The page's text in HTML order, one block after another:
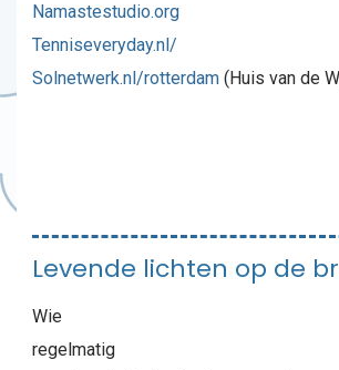
Namastestudio.org
Tenniseveryday.nl/
Solnetwerk.nl/rotterdam (Huis van de
Levende lichten op de
Wie
regelmatig